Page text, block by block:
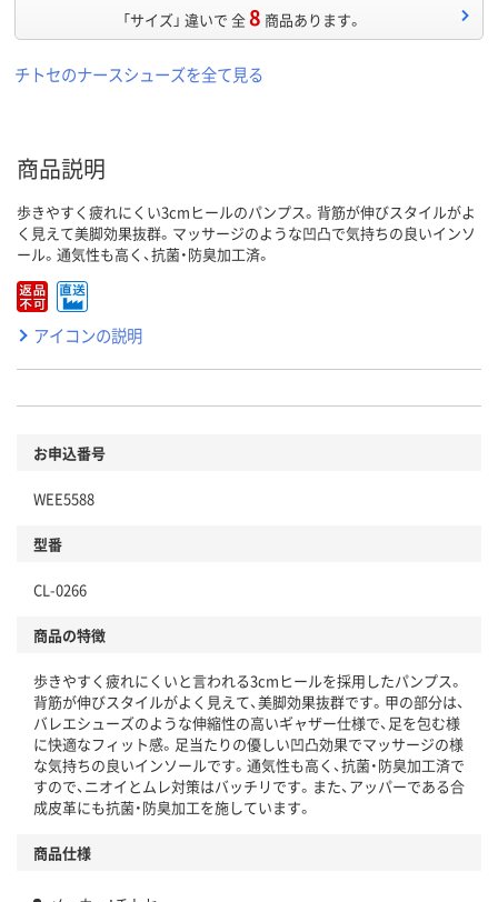
「サイズ」 違いで 全8 商品あります。
チトセのナースシューズを全て見る
商品説明
歩きやすく疲れにくい3cmヒールのパンプス。背筋が伸びスタイルがよ
く見えて美脚効果抜群。マッサージのような凹凸で気持ちの良いインソ
ール。通気性も高く、抗菌・防臭加工済。
アイコンの説明
お申込番号
WEE5588
型番
CL-0266
商品の特徴
歩きやすく疲れにくいと言われる3cmヒールを採用したパンプス。
背筋が伸びスタイルがよく見えて、美脚効果抜群です。甲の部分は、
バレエシューズのような伸縮性の高いギャザー仕様で、足を包む様
に快適なフィット感。足当たりの優しい凹凸効果でマッサージの様
な気持ちの良いインソールです。通気性も高く、抗菌・防臭加工済で
すので、ニオイとムレ対策はバッチリです。また、アッパーである合
成皮革にも抗菌・防臭加工を施しています。
商品仕様